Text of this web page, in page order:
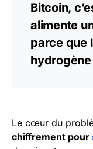
Bitcoin,
alimente
parce que
Le cœur du
chiffrement pour